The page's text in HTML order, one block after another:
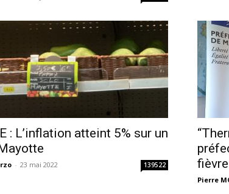
: L’inflation atteint 5% sur un
- 23 mai 2022 139522
Pierre